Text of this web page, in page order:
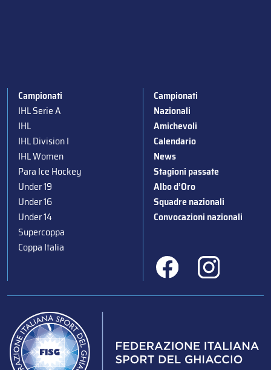
Campionati
IHL Serie A
IHL
IHL Division I
IHL Women
Para Ice Hockey
Under 19
Under 16
Under 14
Supercoppa
Coppa Italia
Campionati
Nazionali
Amichevoli
Calendario
News
Stagioni passate
Albo d’Oro
Squadre nazionali
Convocazioni nazionali